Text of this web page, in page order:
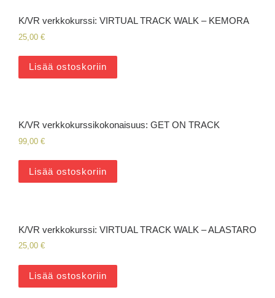
K/VR verkkokurssi: VIRTUAL TRACK WALK – KEMORA
25,00 €
Lisää ostoskoriin
K/VR verkkokurssikokonaisuus: GET ON TRACK
99,00 €
Lisää ostoskoriin
K/VR verkkokurssi: VIRTUAL TRACK WALK – ALASTARO
25,00 €
Lisää ostoskoriin